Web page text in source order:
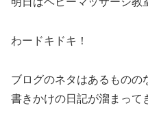
わードキドキ！
ブログのネタはあるものの
書きかけの日記が溜まって